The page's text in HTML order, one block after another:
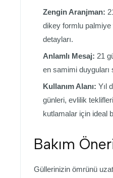
Zengin Aranjman:
dikey formlu palmiye
detayları.
Anlamlı Mesaj: 21
en samimi duyguları
Kullanım Alanı: Yıl
günleri, evlilik
kutlamalar için ideal
Bakım
Güllerinizin ömrünü